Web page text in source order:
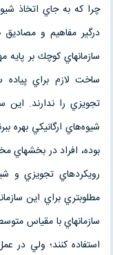
چرا كه به جاي اتخاذ
درگير مفاهيم و مصاديق
سازمانهاي كوچك بر
ساخت لازم براي پياده
تجويزي را ندارند. اين
شيوه‌هاي ارگانيكي بهره
بوده، افراد در بخشهاي
رويكردهاي تجويزي و
مطلوبتري براي اين
سازمانهاي با مقياس
استفاده كنند؛ ولي در